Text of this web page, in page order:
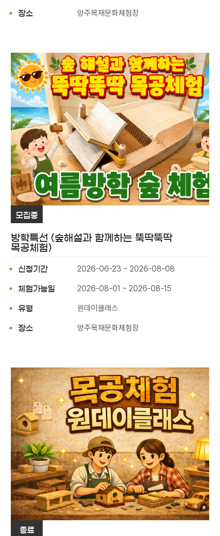
장소 양주목재문화체험장
모집중
방학특선 (숲해설과 함께하는 뚝딱뚝딱
목공체험)
신청기간 2026-06-23 ~ 2026-08-08
체험가능일 2026-08-01 ~ 2026-08-15
유형 원데이클래스
장소 양주목재문화체험장
종료